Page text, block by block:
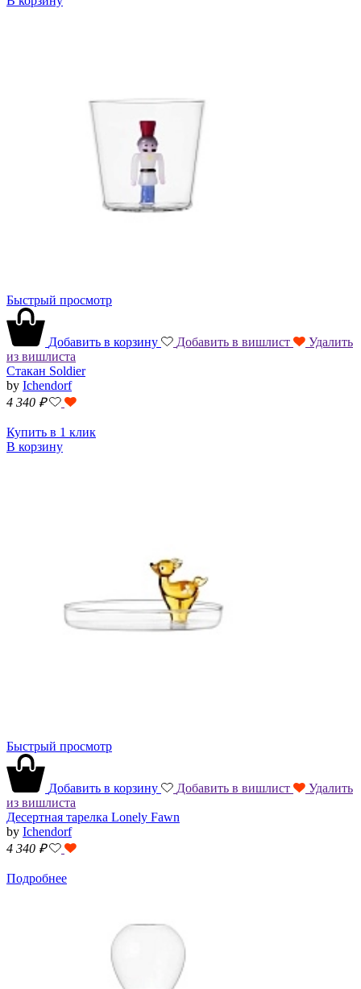
Быстрый просмотр
Добавить в корзину Добавить в вишлист
Удалить
из вишлиста
Стакан Soldier
by Ichendorf
4 340 ₽
Купить в 1 клик
В корзину
Быстрый просмотр
Добавить в корзину Добавить в вишлист
Удалить
из вишлиста
Десертная тарелка Lonely Fawn
by Ichendorf
4 340 ₽
Подробнее